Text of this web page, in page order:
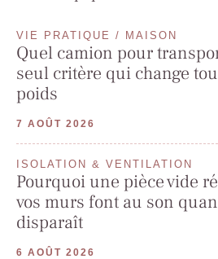
VIE PRATIQUE / MAISON
Quel camion pour
seul critère qui change
poids
7 AOÛT 2026
ISOLATION & VENTILATION
Pourquoi une pièce vide
vos murs font au son
disparaît
6 AOÛT 2026